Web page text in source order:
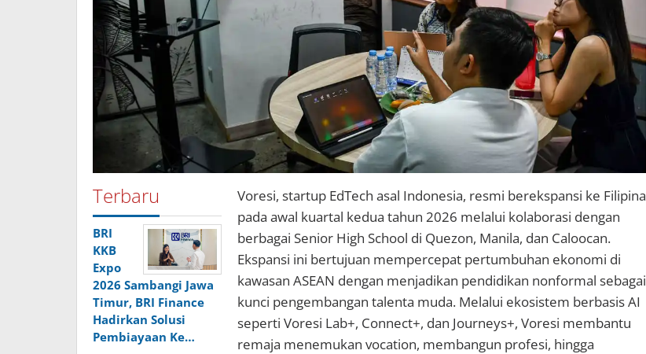
Terbaru
BRI
KKB
Expo
2026 Sambangi Jawa
Timur, BRI Finance
Hadirkan Solusi
Pembiayaan Ke…
Voresi, startup EdTech asal Indonesia, resmi berekspansi ke Filipina
pada awal kuartal kedua tahun 2026 melalui kolaborasi dengan
berbagai Senior High School di Quezon, Manila, dan Caloocan.
Ekspansi ini bertujuan mempercepat pertumbuhan ekonomi di
kawasan ASEAN dengan menjadikan pendidikan nonformal sebagai
kunci pengembangan talenta muda. Melalui ekosistem berbasis AI
seperti Voresi Lab+, Connect+, dan Journeys+, Voresi membantu
remaja menemukan vocation, membangun profesi, hingga